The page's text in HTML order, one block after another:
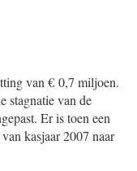
van € 0,7 miljoen.
stagnatie van de
Er is toen een
kasjaar 2007 naar